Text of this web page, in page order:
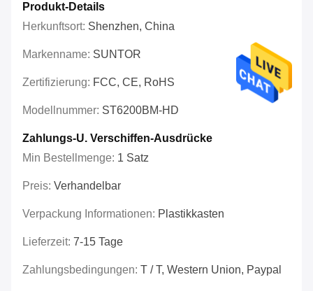
Produkt-Details
Herkunftsort: Shenzhen, China
Markenname: SUNTOR
Zertifizierung: FCC, CE, RoHS
Modellnummer: ST6200BM-HD
Zahlungs-U. Verschiffen-Ausdrücke
Min Bestellmenge: 1 Satz
Preis: Verhandelbar
Verpackung Informationen: Plastikkasten
Lieferzeit: 7-15 Tage
Zahlungsbedingungen: T / T, Western Union, Paypal